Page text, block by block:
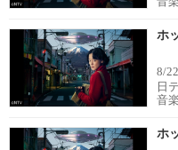
ホ
8/
日
音
ホ